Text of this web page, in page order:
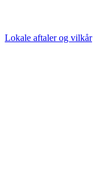
Lokale aftaler og vilkår